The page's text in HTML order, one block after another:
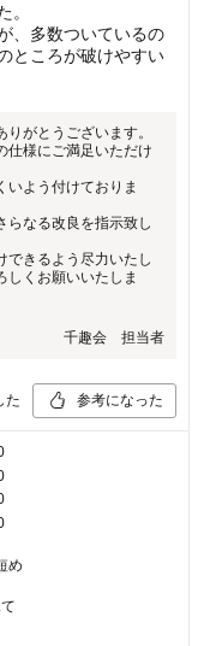
。
、多数ついているの
ところが破けやすい
がとうございます。
仕様にご満足いただけ
いよう付けておりま
らなる改良を指示致し
できるよう尽力いたし
しくお願いいたしま
千趣会 担当者
た 参考になった
め